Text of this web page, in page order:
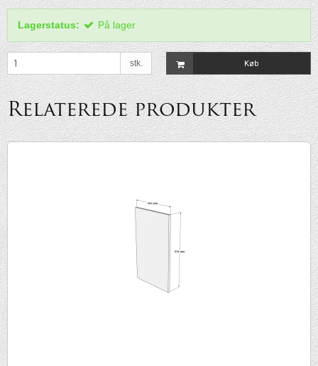
Lagerstatus: På lager
stk. Køb
Relaterede produkter